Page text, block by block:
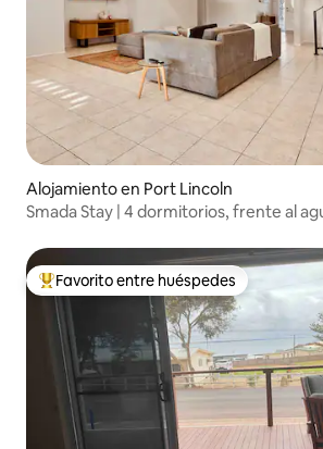
Alojamiento en Port Lincoln
Smada Stay | 4 dormitorios, frente al
Favorito entre los huéspedes más
Favorito entre huéspedes